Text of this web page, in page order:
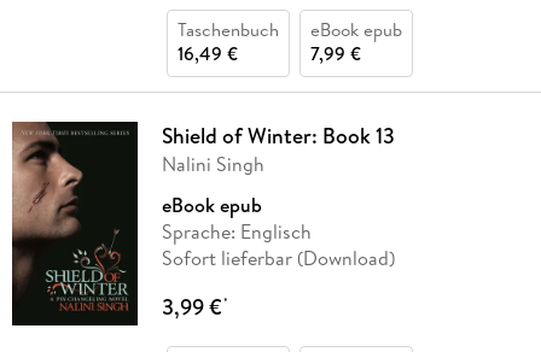
Taschenbuch
16,49 €
eBook epub
7,99 €
Shield of Winter: Book 13
Nalini Singh
eBook epub
Sprache: Englisch
Sofort lieferbar (Download)
3,99 €*